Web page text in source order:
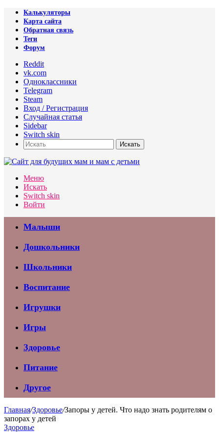
Калькуляторы
Карта сайта
Обратная связь
Теги
Форум
Reddit
vk.com
Одноклассники
Telegram
Steam
Вход / Регистрация
Случайная статья
Sidebar
Switch skin
Искать
Меню
Искать
Switch skin
Войти
Малыши
Дошкольники
Школьники
Воспитание
Игрушки
Игры
Здоровье
Питание
Другое
Главная/Здоровье/Запоры у детей. Что надо знать родителям о
запорах у детей
Здоровье